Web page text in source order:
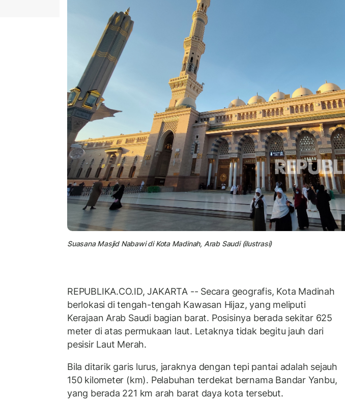
Suasana Masjid Nabawi di Kota Madinah, Arab Saudi (ilustrasi)
REPUBLIKA.CO.ID, JAKARTA -- Secara geografis, Kota Madinah
berlokasi di tengah-tengah Kawasan Hijaz, yang meliputi
Kerajaan Arab Saudi bagian barat. Posisinya berada sekitar 625
meter di atas permukaan laut. Letaknya tidak begitu jauh dari
pesisir Laut Merah.
Bila ditarik garis lurus, jaraknya dengan tepi pantai adalah sejauh
150 kilometer (km). Pelabuhan terdekat bernama Bandar Yanbu,
yang berada 221 km arah barat daya kota tersebut.